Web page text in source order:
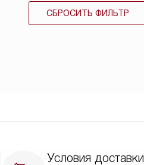
СБРОСИТЬ ФИЛЬТР
Условия доставки